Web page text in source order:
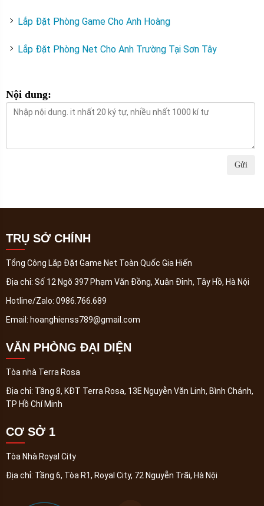
Lắp Đặt Phòng Game Cho Anh Hoàng
Lắp Đặt Phòng Net Cho Anh Trường Tại Sơn Tây
Nội dung:
Gửi
TRỤ SỞ CHÍNH
Tổng Công Lắp Đặt Game Net Toàn Quốc Gia Hiến
Địa chỉ: Số 12 Ngõ 397 Phạm Văn Đồng, Xuân Đỉnh, Tây Hồ, Hà Nội
Hotline/Zalo: 0986.766.689
Email: hoanghienss789@gmail.com
VĂN PHÒNG ĐẠI DIỆN
Tòa nhà Terra Rosa
Địa chỉ: Tầng 8, KĐT Terra Rosa, 13E Nguyễn Văn Linh, Bình Chánh,
TP Hồ Chí Minh
CƠ SỞ 1
Tòa Nhà Royal City
Địa chỉ: Tầng 6, Tòa R1, Royal City, 72 Nguyễn Trãi, Hà Nội